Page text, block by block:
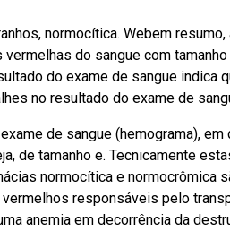
normocítica. Webem
do sangue com
do exame de sangue indica
no resultado do exame de
de sangue (hemograma),
de tamanho e. Tecnicamente
normocítica e normocrômica
responsáveis pelo
anemia em decorrência da